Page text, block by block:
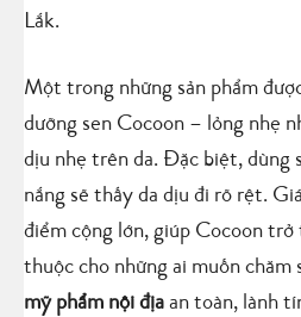
Lắk.
Một trong những sản phẩm
dưỡng sen Cocoon – lỏng nhẹ
dịu nhẹ trên da. Đặc biệt, dùng
nắng sẽ thấy da dịu đi rõ rệt.
điểm cộng lớn, giúp Cocoon trở
thuộc cho những ai muốn chăm
mỹ phẩm nội địa an toàn, lành